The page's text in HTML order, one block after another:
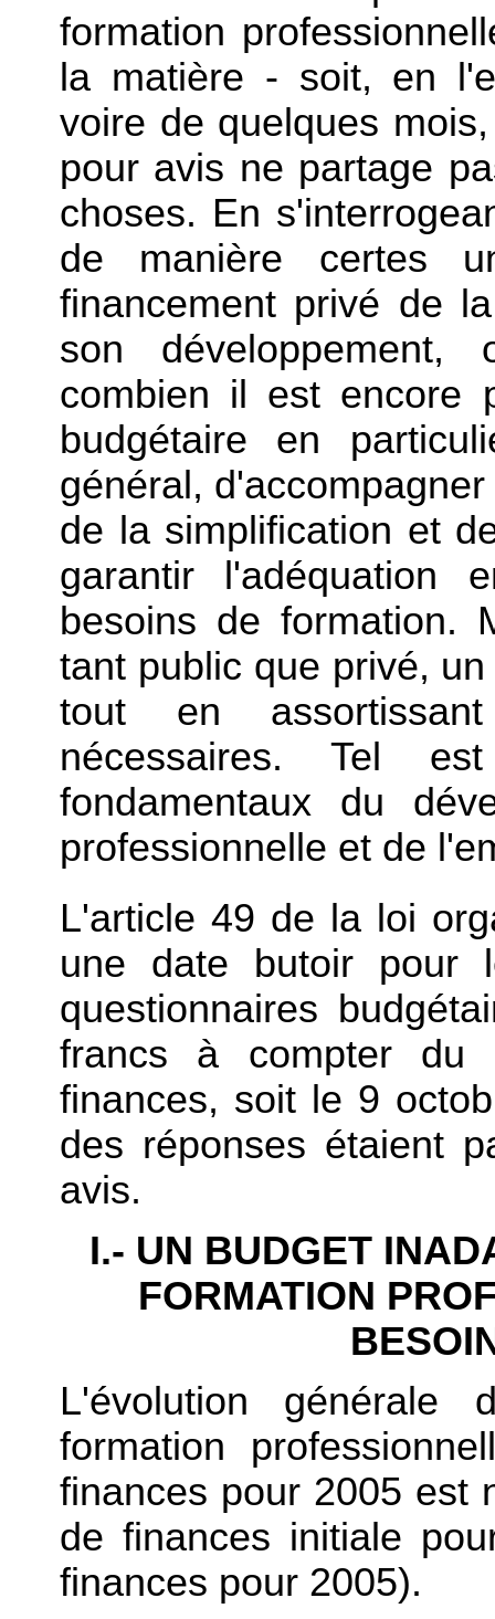
formation
la matière - soit, en
voire de quelques
pour avis ne partage
choses. En
de manière certes
financement privé de
son
combien il est encore
budgétaire en
général,
de la simplification et
garantir l'adéquation
besoins de formation.
tant public que privé,
tout en
nécessaires. Tel
fondamentaux du
professionnelle et de
L'article 49 de la loi
une date butoir pour
questionnaires
francs à compter
finances, soit le 9
des réponses étaient
avis.
I.- UN BUDGET
FORMATION
L'évolution
formation
finances pour 2005 est
de finances initiale
finances pour 2005).